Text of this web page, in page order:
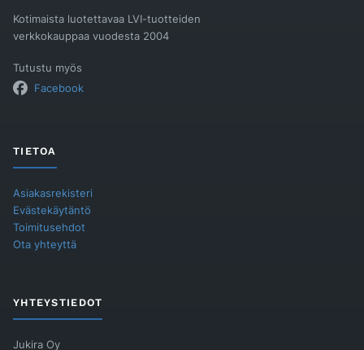
Kotimaista luotettavaa LVI-tuotteiden
verkkokauppaa vuodesta 2004
Tutustu myös
Facebook
TIETOA
Asiakasrekisteri
Evästekäytäntö
Toimitusehdot
Ota yhteyttä
YHTEYSTIEDOT
Jukira Oy